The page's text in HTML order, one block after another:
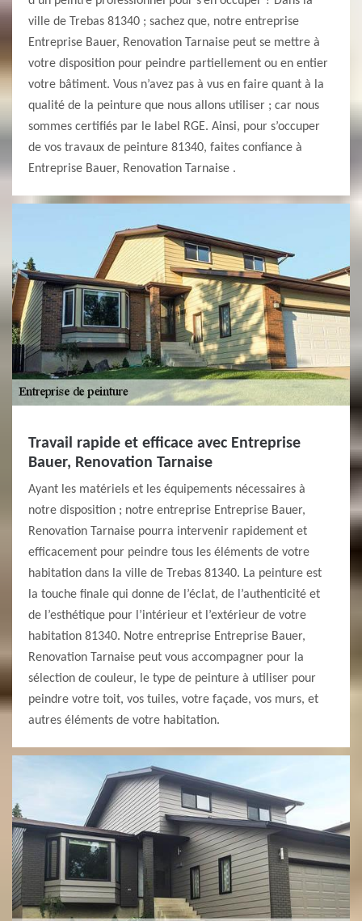
ville de Trebas 81340 ; sachez que, notre entreprise
Entreprise Bauer, Renovation Tarnaise peut se mettre à
votre disposition pour peindre partiellement ou en entier
votre bâtiment. Vous n’avez pas à vus en faire quant à la
qualité de la peinture que nous allons utiliser ; car nous
sommes certifiés par le label RGE. Ainsi, pour s’occuper
de vos travaux de peinture 81340, faites confiance à
Entreprise Bauer, Renovation Tarnaise .
Travail rapide et efficace avec Entreprise
Bauer, Renovation Tarnaise
Ayant les matériels et les équipements nécessaires à
notre disposition ; notre entreprise Entreprise Bauer,
Renovation Tarnaise pourra intervenir rapidement et
efficacement pour peindre tous les éléments de votre
habitation dans la ville de Trebas 81340. La peinture est
la touche finale qui donne de l’éclat, de l’authenticité et
de l’esthétique pour l’intérieur et l’extérieur de votre
habitation 81340. Notre entreprise Entreprise Bauer,
Renovation Tarnaise peut vous accompagner pour la
sélection de couleur, le type de peinture à utiliser pour
peindre votre toit, vos tuiles, votre façade, vos murs, et
autres éléments de votre habitation.